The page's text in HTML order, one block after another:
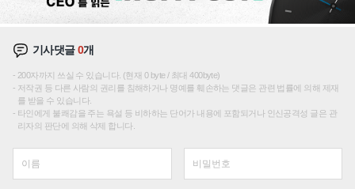
기사댓글0개
200자까지 쓰실 수 있습니다. (현재 0 byte / 최대 400byte)
저작권 등 다른 사람의 권리를 침해하거나 명예를 훼손하는 댓글은 관련 법률에 의해 제재
를 받을 수 있습니다.
타인에게 불쾌감을 주는 욕설 등 비하하는 단어가 내용에 포함되거나 인신공격성 글은 관
리자의 판단에 의해 삭제 합니다.